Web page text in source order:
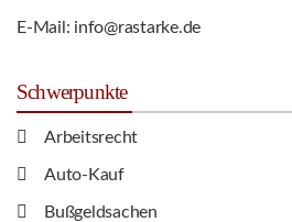
E-Mail: info@rastarke.de
Schwerpunkte
Arbeitsrecht
Auto-Kauf
Bußgeldsachen